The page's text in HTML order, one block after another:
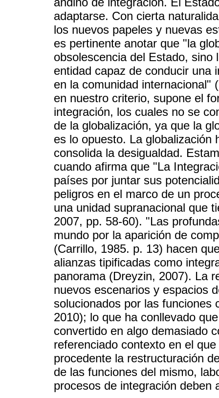
adaptarse. Con cierta
los nuevos papeles y nuevas
es pertinente anotar que "la
obsolescencia del Estado,
entidad capaz de conducir una
en la comunidad internacional"
en nuestro criterio, supone el
integración, los cuales no se
de la globalización, ya que la
es lo opuesto. La globalización
consolida la desigualdad.
cuando afirma que "La
países por juntar sus
peligros en el marco de un
una unidad supranacional que
2007, pp. 58-60). "Las
mundo por la aparición de
(Carrillo, 1985. p. 13) hacen
alianzas tipificadas como
panorama (Dreyzin, 2007). La
nuevos escenarios y espacios
solucionados por las funciones
2010); lo que ha conllevado
convertido en algo demasiado
referenciado contexto en el
procedente la restructuración
de las funciones del mismo,
procesos de integración deben